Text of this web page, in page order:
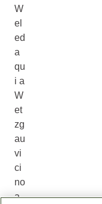
W
el
ed
a
qu
i a
W
et
zg
au
vi
ci
no
a